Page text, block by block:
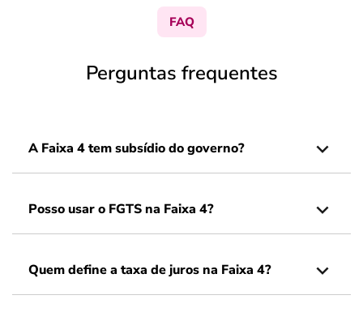
FAQ
Perguntas frequentes
A Faixa 4 tem subsídio do governo?
Posso usar o FGTS na Faixa 4?
Quem define a taxa de juros na Faixa 4?